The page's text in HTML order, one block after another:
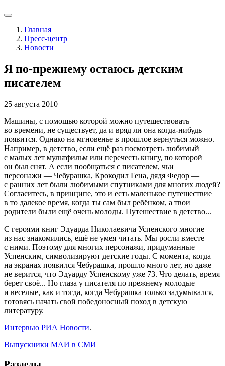
Главная
Пресс-центр
Новости
Я по-прежнему остаюсь детским
писателем
25 августа 2010
Машины, с помощью которой можно путешествовать
во времени, не существует, да и вряд ли она когда-нибудь
появится. Однако на мгновенье в прошлое вернуться можно.
Например, в детство, если ещё раз посмотреть любимый
с малых лет мультфильм или перечесть книгу, по которой
он был снят. А если пообщаться с писателем, чьи
персонажи — Чебурашка, Крокодил Гена, дядя Федор —
с ранних лет были любимыми спутниками для многих людей?
Согласитесь, в принципе, это и есть маленькое путешествие
в то далекое время, когда ты сам был ребёнком, а твои
родители были ещё очень молоды. Путешествие в детство...
С героями книг Эдуарда Николаевича Успенского многие
из нас знакомились, ещё не умея читать. Мы росли вместе
с ними. Поэтому для многих персонажи, придуманные
Успенским, символизируют детские годы. С момента, когда
на экранах появился Чебурашка, прошло много лет, но даже
не верится, что Эдуарду Успенскому уже 73. Что делать, время
берет своё... Но глаза у писателя по прежнему молодые
и веселые, как и тогда, когда Чебурашка только задумывался,
готовясь начать свой победоносный поход в детскую
литературу.
Интервью РИА Новости.
Выпускники МАИ в СМИ